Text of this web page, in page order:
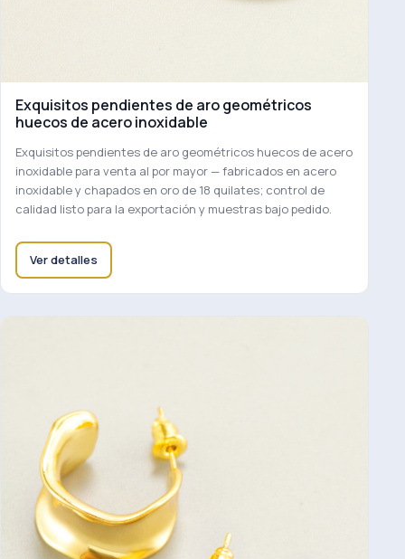
Exquisitos pendientes de aro geométricos
huecos de acero inoxidable
Exquisitos pendientes de aro geométricos huecos de acero
inoxidable para venta al por mayor — fabricados en acero
inoxidable y chapados en oro de 18 quilates; control de
calidad listo para la exportación y muestras bajo pedido.
Ver detalles